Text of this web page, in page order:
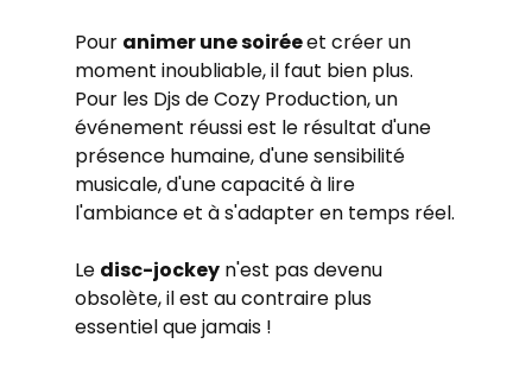
Pour animer une soirée et créer un
moment inoubliable, il faut bien plus.
Pour les Djs de Cozy Production, un
événement réussi est le résultat d'une
présence humaine, d'une sensibilité
musicale, d'une capacité à lire
l'ambiance et à s'adapter en temps réel.
Le disc-jockey n'est pas devenu
obsolète, il est au contraire plus
essentiel que jamais !